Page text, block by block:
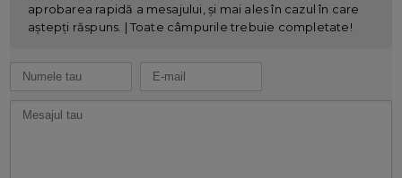
aprobarea rapidă a mesajului, și mai ales în cazul în care
aștepți răspuns. | Toate câmpurile trebuie completate!